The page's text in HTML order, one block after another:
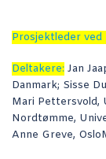
Prosjektleder ved
Deltakere: Jan
Danmark; Sisse
Mari Pettersvold,
Nordtømme,
Anne Greve,